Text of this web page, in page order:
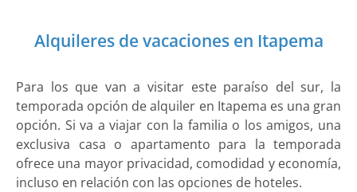
Alquileres de vacaciones en Itapema
Para los que van a visitar este paraíso del sur, la
temporada opción de alquiler en Itapema es una gran
opción. Si va a viajar con la familia o los amigos, una
exclusiva casa o apartamento para la temporada
ofrece una mayor privacidad, comodidad y economía,
incluso en relación con las opciones de hoteles.